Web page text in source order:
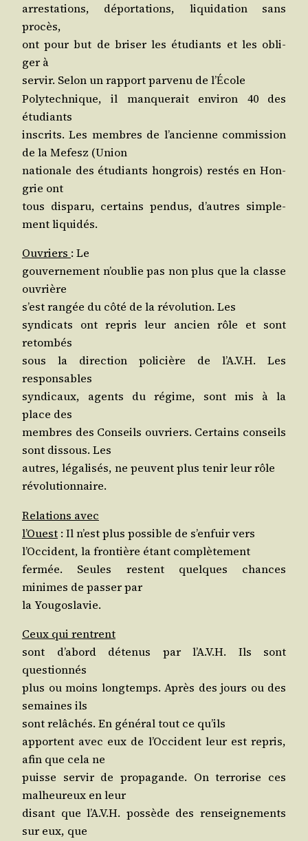
arres­ta­tions, dépor­ta­tions, liqui­da­tion sans
procès,
ont pour but de bri­ser les étu­diants et les obli­
ger à
ser­vir. Selon un rap­port par­ve­nu de l’École
Poly­tech­nique, il man­que­rait envi­ron 40 des
étudiants
ins­crits. Les membres de l’an­cienne com­mis­sion
de la Mefesz (Union
natio­nale des étu­diants hon­grois) res­tés en Hon­
grie ont
tous dis­pa­ru, cer­tains pen­dus, d’autres sim­ple­
ment liquidés.
Ouvriers : Le
gou­ver­ne­ment n’ou­blie pas non plus que la classe
ouvrière
s’est ran­gée du côté de la révo­lu­tion. Les
syn­di­cats ont repris leur ancien rôle et sont
retombés
sous la direc­tion poli­cière de l’A.V.H. Les
responsables
syn­di­caux, agents du régime, sont mis à la
place des
membres des Conseils ouvriers. Cer­tains conseils
sont dis­sous. Les
autres, léga­li­sés, ne peuvent plus tenir leur rôle
révolutionnaire.
Rela­tions avec
l’Ouest : Il n’est plus pos­sible de s’en­fuir vers
l’Oc­ci­dent, la fron­tière étant complètement
fer­mée. Seules res­tent quelques chances
minimes de pas­ser par
la Yougoslavie.
Ceux qui rentrent
sont d’a­bord déte­nus par l’A.V.H. Ils sont
questionnés
plus ou moins long­temps. Après des jours ou des
semaines ils
sont relâ­chés. En géné­ral tout ce qu’ils
apportent avec eux de l’Oc­ci­dent leur est repris,
afin que cela ne
puisse ser­vir de pro­pa­gande. On ter­ro­rise ces
mal­heu­reux en leur
disant que l’A.V.H. pos­sède des ren­sei­gne­ments
sur eux, que